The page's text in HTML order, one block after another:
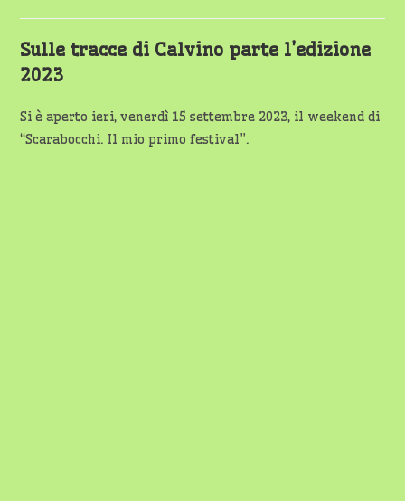
dell'articolo:
lettura:
Sulle tracce di Calvino parte l’edizione
2023
Si è aperto ieri, venerdì 15 settembre 2023, il weekend di
“Scarabocchi. Il mio primo festival”.